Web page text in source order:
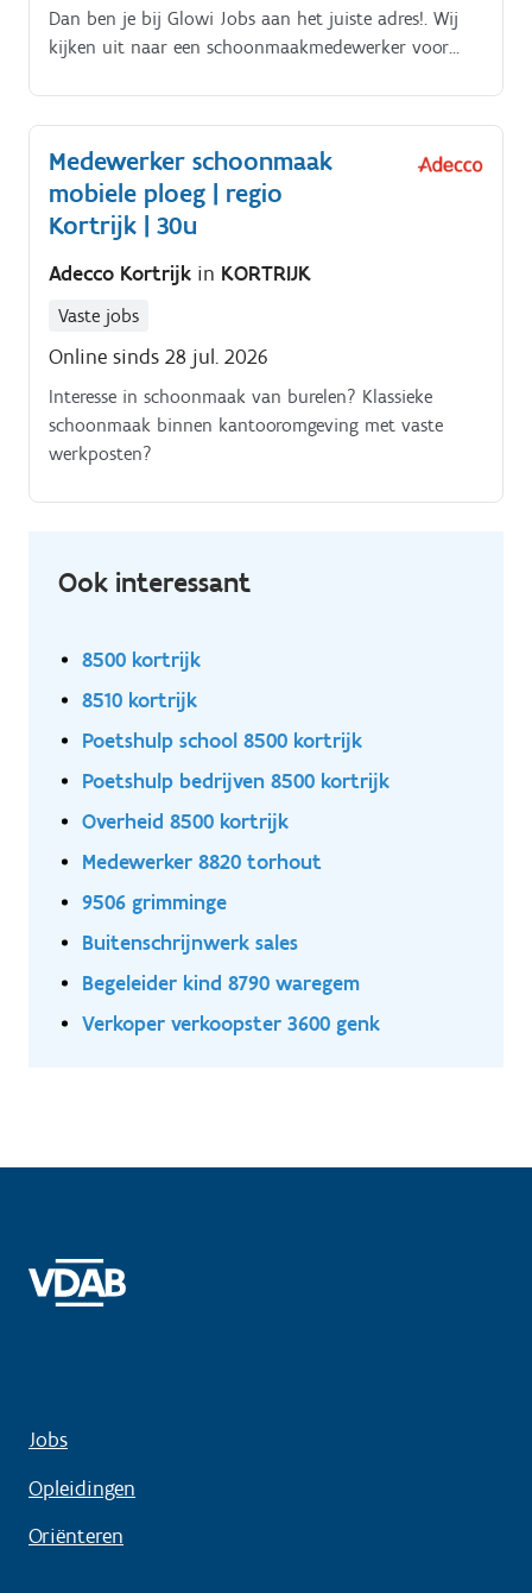
medewerkers ondersteunen tijdens hun opstart. Zorg
dragen voor schoonmaakmateriaal, producten en het
Dan ben je bij Glowi Jobs aan het juiste adres!. Wij
kijken uit naar een schoonmaakmedewerker voor
vrijdag Je taken bestaan uit het schoonmaken van
burelen, gemeenschappelijke ruimtes binnen een
firma, sanitair, onthaal, keuken/refter,
Medewerker schoonmaak
mobiele ploeg | regio
Kortrijk | 30u
Adecco Kortrijk in KORTRIJK
Vaste jobs
Online sinds 28 jul. 2026
Interesse in schoonmaak van burelen? Klassieke
schoonmaak binnen kantooromgeving met vaste
werkposten?
Ook interessant
8500 kortrijk
8510 kortrijk
Poetshulp school 8500 kortrijk
Poetshulp bedrijven 8500 kortrijk
Overheid 8500 kortrijk
Medewerker 8820 torhout
9506 grimminge
Buitenschrijnwerk sales
Begeleider kind 8790 waregem
Verkoper verkoopster 3600 genk
Jobs
Opleidingen
Oriënteren